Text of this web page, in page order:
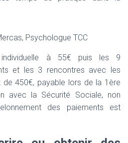
Psychologue TCC
individuelle à 55€ puis les 9
et les 3 rencontres avec les
de 450€, payable lors de la 1ère
avec la Sécurité Sociale, non
des paiements est